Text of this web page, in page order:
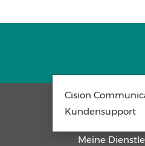
Kontakt
Meine
Cision
Kundensupport